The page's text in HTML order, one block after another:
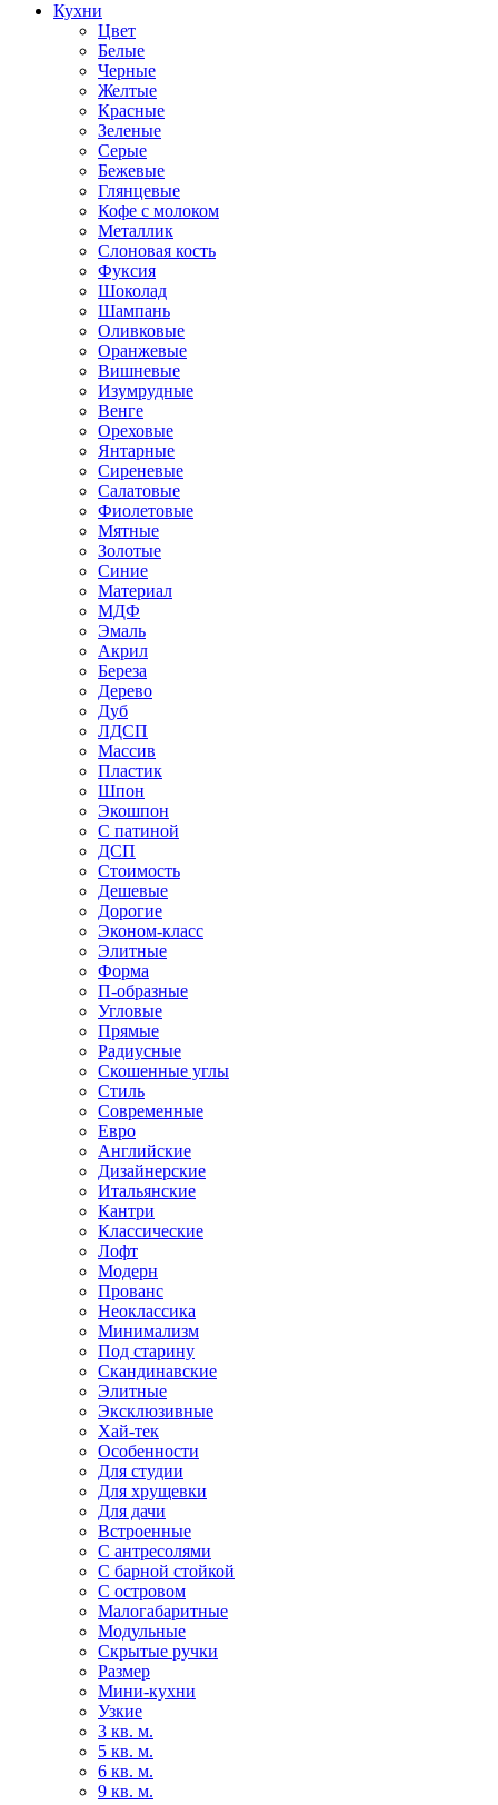
Кухни
Цвет
Белые
Черные
Желтые
Красные
Зеленые
Серые
Бежевые
Глянцевые
Кофе с молоком
Металлик
Слоновая кость
Фуксия
Шоколад
Шампань
Оливковые
Оранжевые
Вишневые
Изумрудные
Венге
Ореховые
Янтарные
Сиреневые
Салатовые
Фиолетовые
Мятные
Золотые
Синие
Материал
МДФ
Эмаль
Акрил
Береза
Дерево
Дуб
ЛДСП
Массив
Пластик
Шпон
Экошпон
С патиной
ДСП
Стоимость
Дешевые
Дорогие
Эконом-класс
Элитные
Форма
П-образные
Угловые
Прямые
Радиусные
Скошенные углы
Стиль
Современные
Евро
Английские
Дизайнерские
Итальянские
Кантри
Классические
Лофт
Модерн
Прованс
Неоклассика
Минимализм
Под старину
Скандинавские
Элитные
Эксклюзивные
Хай-тек
Особенности
Для студии
Для хрущевки
Для дачи
Встроенные
С антресолями
С барной стойкой
С островом
Малогабаритные
Модульные
Скрытые ручки
Размер
Мини-кухни
Узкие
3 кв. м.
5 кв. м.
6 кв. м.
9 кв. м.